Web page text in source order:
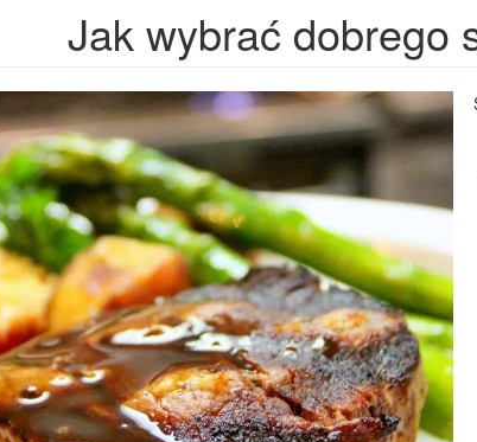
Jak wybrać dobrego